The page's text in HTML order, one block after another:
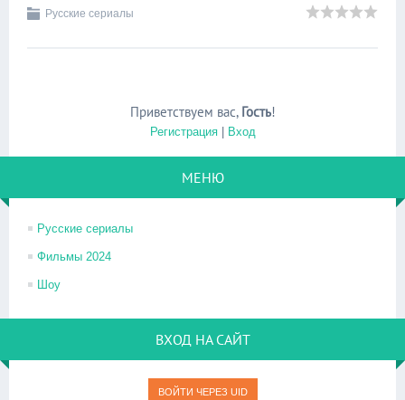
Русские сериалы
Приветствуем вас, Гость!
Регистрация| Вход
МЕНЮ
Русские сериалы
Фильмы 2024
Шоу
ВХОД НА САЙТ
ВОЙТИ ЧЕРЕЗ UID